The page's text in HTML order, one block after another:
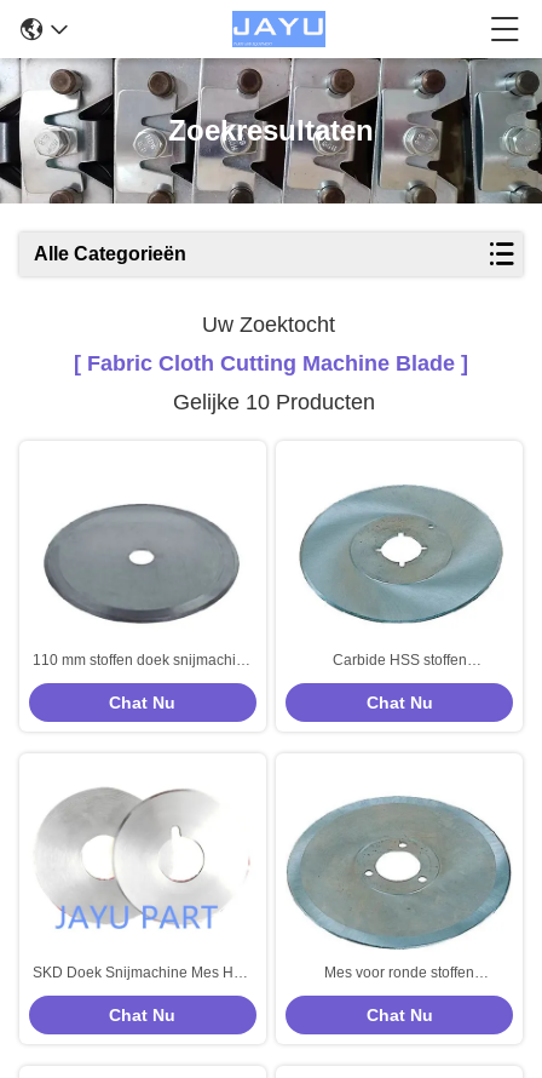
Zoekresultaten
Alle Categorieën
Uw Zoektocht
[ Fabric Cloth Cutting Machine Blade ]
Gelijke 10 Producten
110 mm stoffen doek snijmachine
mes mes hardmetalen doek
snijblad
Chat Nu
Carbide HSS stoffen
snijmachineblad 200 mm stoffen
zaagblad
Chat Nu
SKD Doek Snijmachine Mes HSS
Roterend Snijwiel Voor Stof
Chat Nu
Mes voor ronde stoffen
snijmachine SKD 11 snijmes van
hardmetalen stof
Chat Nu